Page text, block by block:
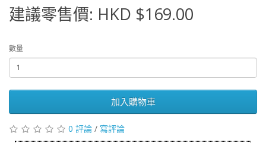
建議零售價: HKD $169.00
數量
加入購物車
0 評論 / 寫評論